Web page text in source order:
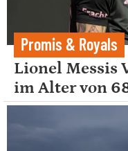
Promis & Royals
Lionel Messis
im Alter von